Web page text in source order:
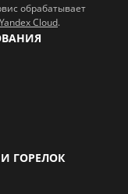
обрабатывает
Cloud.
ГОРЕЛОК